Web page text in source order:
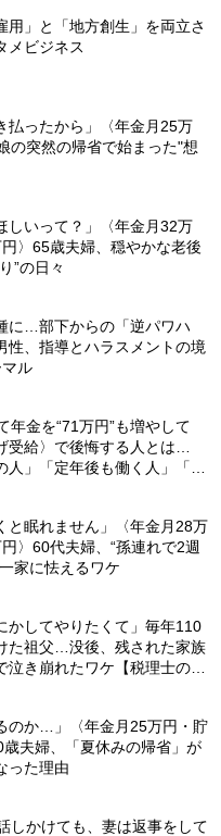
用」と「地方創生」を両立さ
メビジネス
払ったから」〈年金月25万
の突然の帰省で始まった"想
しいって？」〈年金月32万
〉65歳夫婦、穏やかな老後
”の日々
に…部下からの「逆パワハ
性、指導とハラスメントの境
ル
年金を“71万円”も増やして
受給〉で後悔する人とは…
人」「定年後も働く人」「特
と眠れません」〈年金月28万
〉60代夫婦、“孫連れで2週
家に怯えるワケ
かしてやりたくて」毎年110
た祖父…没後、残された家族
泣き崩れたワケ【税理士の助
のか…」〈年金月25万円・貯
夫婦、「夏休みの帰省」が
った理由
しかけても、妻は返事をして